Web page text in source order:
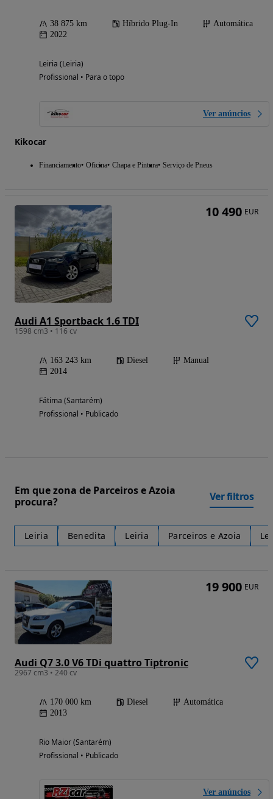
38 875 km Híbrido Plug-In
Automática
2022
Leiria (Leiria)
Profissional • Para o topo
Ver anúncios
Kikocar
Financiamento Oficina Chapa e Pintura Serviço de Pneus
Audi A1 Sportback 1.6 TDI
1598 cm3 • 116 cv
163 243 km Diesel
Manual
2014
Fátima (Santarém)
Profissional • Publicado
10 490 EUR
Em que zona de Parceiros e Azoia
procura?
Ver filtros
Leiria Benedita Leiria Parceiros e Azoia
Audi Q7 3.0 V6 TDi quattro Tiptronic
2967 cm3 • 240 cv
170 000 km Diesel
Automática
2013
Rio Maior (Santarém)
Profissional • Publicado
Ver anúncios
19 900 EUR